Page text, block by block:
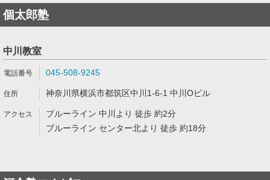
個太郎塾
中川教室
045-508-9245
神奈川県横浜市都筑区中川1-6-1 中川Oビル
ブルーライン 中川より 徒歩 約2分
ブルーライン センター北より 徒歩 約18分